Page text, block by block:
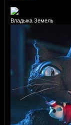
Владыка Земель